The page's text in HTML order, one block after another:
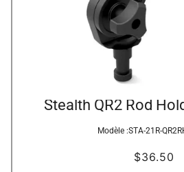
Stealth QR2 Rod
Modèle :STA-21R-
$36.50